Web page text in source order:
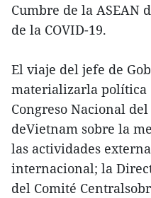
Cumbre de la ASEAN
de la COVID-19.
El viaje del jefe de
materializarla
Congreso Nacional
deVietnam sobre la
las actividades
internacional; la
del Comité